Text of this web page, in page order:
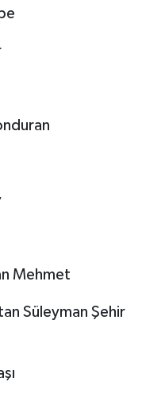
Mehmet
Süleyman Şehir